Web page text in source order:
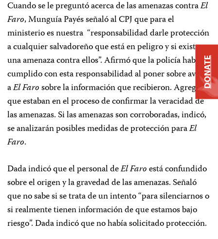
Cuando se le preguntó acerca de las amenazas contraEl
Faro, Munguía Payés señaló al CPJ que para el
ministerio es nuestra “responsabilidad darle protección
a cualquier salvadoreño que está en peligro y si existe
una amenaza contra ellos”. Afirmó que la policía había
cumplido con esta responsabilidad al poner sobre aviso
aEl Farosobre la información que recibieron. Agregó
que estaban en el proceso de confirmar la veracidad de
las amenazas. Si las amenazas son corroboradas, indicó,
se analizarán posibles medidas de protección paraEl
Faro.
Dada indicó que el personal deEl Faroestá confundido
sobre el origen y la gravedad de las amenazas. Señaló
que no sabe si se trata de un intento “para silenciarnos o
si realmente tienen información de que estamos bajo
riesgo”. Dada indicó que no había solicitado protección.
DONATE